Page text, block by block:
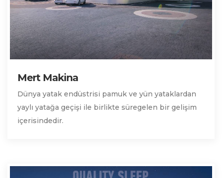
Mert Makina
Dünya yatak endüstrisi pamuk ve yün yataklardan
yaylı yatağa geçişi ile birlikte süregelen bir gelişim
içerisindedir.